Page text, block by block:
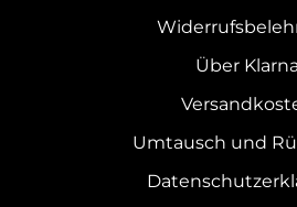
Über Klarna
Umtausch und